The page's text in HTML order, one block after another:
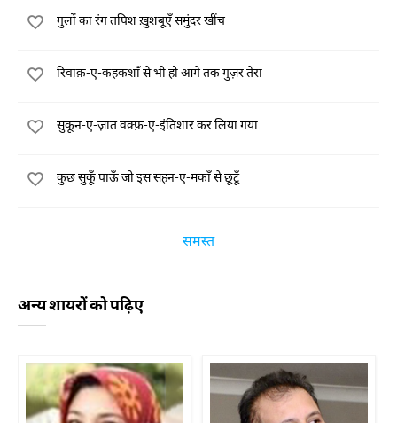
गुलों का रंग तपिश ख़ुशबूएँ समुंदर खींच
रिवाक़-ए-कहकशाँ से भी हो आगे तक गुज़र तेरा
सुकून-ए-ज़ात वक़्फ़-ए-इंतिशार कर लिया गया
कुछ सुकूँ पाऊँ जो इस सहन-ए-मकाँ से छूटूँ
समस्त
अन्य शायरों को पढ़िए